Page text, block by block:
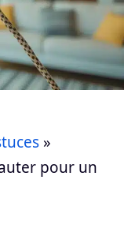
»
pour un